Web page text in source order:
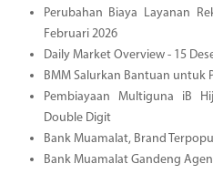
Perubahan Biaya Layanan
Februari 2026
Daily Market Overview - 15
BMM Salurkan Bantuan untuk
Pembiayaan Multiguna iB
Double Digit
Bank Muamalat, Brand
Bank Muamalat Gandeng